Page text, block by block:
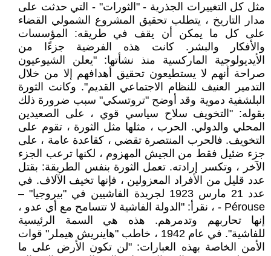
مثل كل التغييرات الجذرية - "الثورات" - التي حدثت على
مدار التاريخ ، يتطلب تحقيق المشروع الشمولي القضاء
على كل ما يمكن أن يقف في طريقه: المؤسسات
والأفكار والبشر. كانت هذه الفرضية جزءًا من
الأيديولوجية الماركسية منذ نشأتها: "يعلن الشيوعيون
صراحة أنهم لا يستطيعون تحقيق أهدافهم إلا من خلال
التدمير العنيف للنظام الاجتماعي القديم". وكانت الثورة
البلشفية دموية وقد أوضح "تروتسكي" سبب ضرورة ذلك
بقوله: "التخويف سلاح سياسي قوي ، على الصعيدين
المحلي والدولي. الحرب ، مثلها مثل الثورة ، تقوم على
التخويف. فالحرب المنتصرة تقضي ، كقاعدة عامة ، على
جزء ضئيل فقط من الجيش المهزوم ، لكنها ترعب الجزء
الآخر ، وتكسر إرادته. تعمل الثورة بنفس الطريقة: بقتل
عدد قليل من الأفراد المعزولين ، فإنها تخيف الآلاف. في
عدد 21 مارس 1923 لجريدة الفاشيين في "بيروجيا" –
Pérouse - ، نقرأ: "الدولة الفاشية لا تتسامح مع أي عدو ،
إنها تحاربهم وتدمرهم. هذه هي السمة الرئيسية
للفاشية". في عام 1942 ، خاطب "هاينريش هيملر" قوات
الأمن الخاصة بهذه العبارات: "لن تكون الأرض على ما